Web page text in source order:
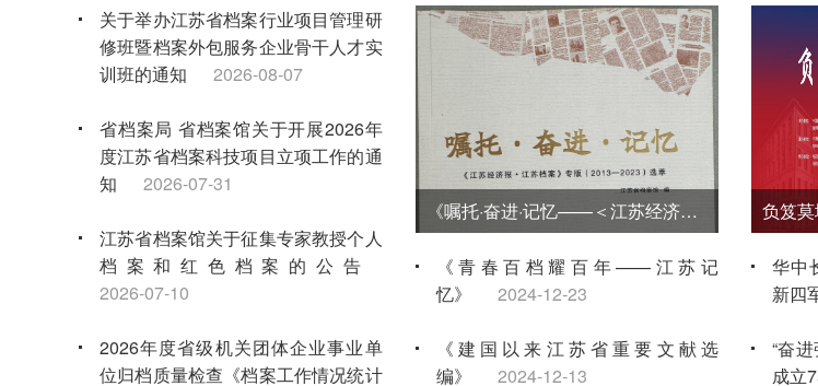
“典藏时代丹青
国画学会档案文
馆开展
2026-
关于举办江苏省档案行业项目管理研
修班暨档案外包服务企业骨干人才实
训班的通知
2026-08-07
省档案局 省档案馆关于开展2026年
度江苏省档案科技项目立项工作的通
知
2026-07-31
江苏省档案馆关于征集专家教授个人
档案和红色档案的公告
2026-07-10
2026年度省级机关团体企业事业单
位归档质量检查《档案工作情况统计
《嘱托·奋进·记忆——＜江苏经济报·江苏档案＞专版（2013—2023）选萃》
《青春百档耀百年——江苏记
忆》
2024-12-23
《建国以来江苏省重要文献选
编》
2024-12-13
华中
新四
“奋
成立